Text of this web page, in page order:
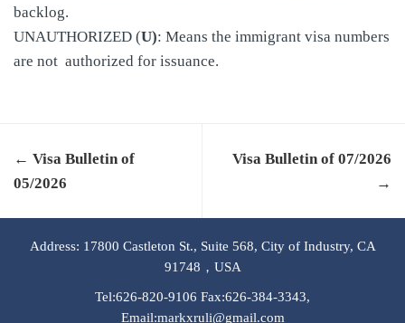
backlog.
UNAUTHORIZED (U): Means the immigrant visa numbers
are not authorized for issuance.
← Visa Bulletin of
05/2026
Visa Bulletin of 07/2026
→
Address: 17800 Castleton St., Suite 568, City of Industry, CA
91748，USA
Tel:626-820-9106 Fax:626-384-3343,
Email:markxruli@gmail.com